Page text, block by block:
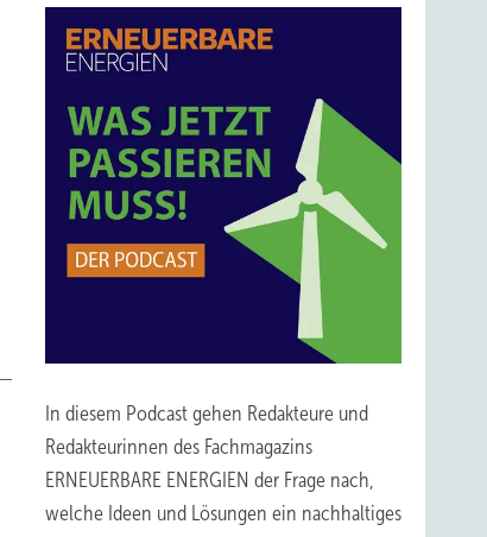
In diesem Podcast gehen Redakteure und
Redakteurinnen des Fachmagazins
ERNEUERBARE ENERGIEN der Frage nach,
welche Ideen und Lösungen ein nachhaltiges